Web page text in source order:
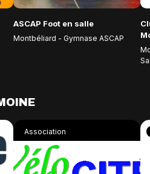
ASCAP Foot en salle
Montbéliard - Gymnase ASCAP
Association